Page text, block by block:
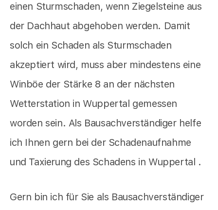
einen Sturmschaden, wenn Ziegelsteine aus
der Dachhaut abgehoben werden. Damit
solch ein Schaden als Sturmschaden
akzeptiert wird, muss aber mindestens eine
Winböe der Stärke 8 an der nächsten
Wetterstation in Wuppertal gemessen
worden sein. Als Bausachverständiger helfe
ich Ihnen gern bei der Schadenaufnahme
und Taxierung des Schadens in Wuppertal .
Gern bin ich für Sie als Bausachverständiger